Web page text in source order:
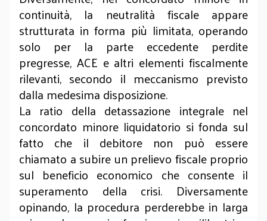
continuità, la neutralità fiscale appare
strutturata in forma più limitata, operando
solo per la parte eccedente perdite
pregresse, ACE e altri elementi fiscalmente
rilevanti, secondo il meccanismo previsto
dalla medesima disposizione.
La ratio della detassazione integrale nel
concordato minore liquidatorio si fonda sul
fatto che il debitore non può essere
chiamato a subire un prelievo fiscale proprio
sul beneficio economico che consente il
superamento della crisi. Diversamente
opinando, la procedura perderebbe in larga